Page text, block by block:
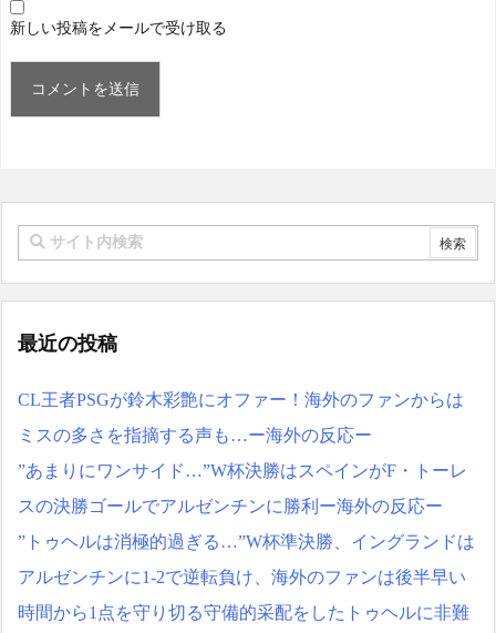
新しい投稿をメールで受け取る
最近の投稿
CL王者PSGが鈴木彩艶にオファー！海外のファンからは
ミスの多さを指摘する声も…ー海外の反応ー
”あまりにワンサイド…”W杯決勝はスペインがF・トーレ
スの決勝ゴールでアルゼンチンに勝利ー海外の反応ー
”トゥヘルは消極的過ぎる…”W杯準決勝、イングランドは
アルゼンチンに1-2で逆転負け、海外のファンは後半早い
時間から1点を守り切る守備的采配をしたトゥヘルに非難